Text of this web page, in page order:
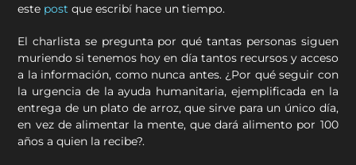
este post que escribí hace un tiempo.
El charlista se pregunta por qué tantas personas siguen
muriendo si tenemos hoy en día tantos recursos y acceso
a la información, como nunca antes. ¿Por qué seguir con
la urgencia de la ayuda humanitaria, ejemplificada en la
entrega de un plato de arroz, que sirve para un único día,
en vez de alimentar la mente, que dará alimento por 100
años a quien la recibe?.